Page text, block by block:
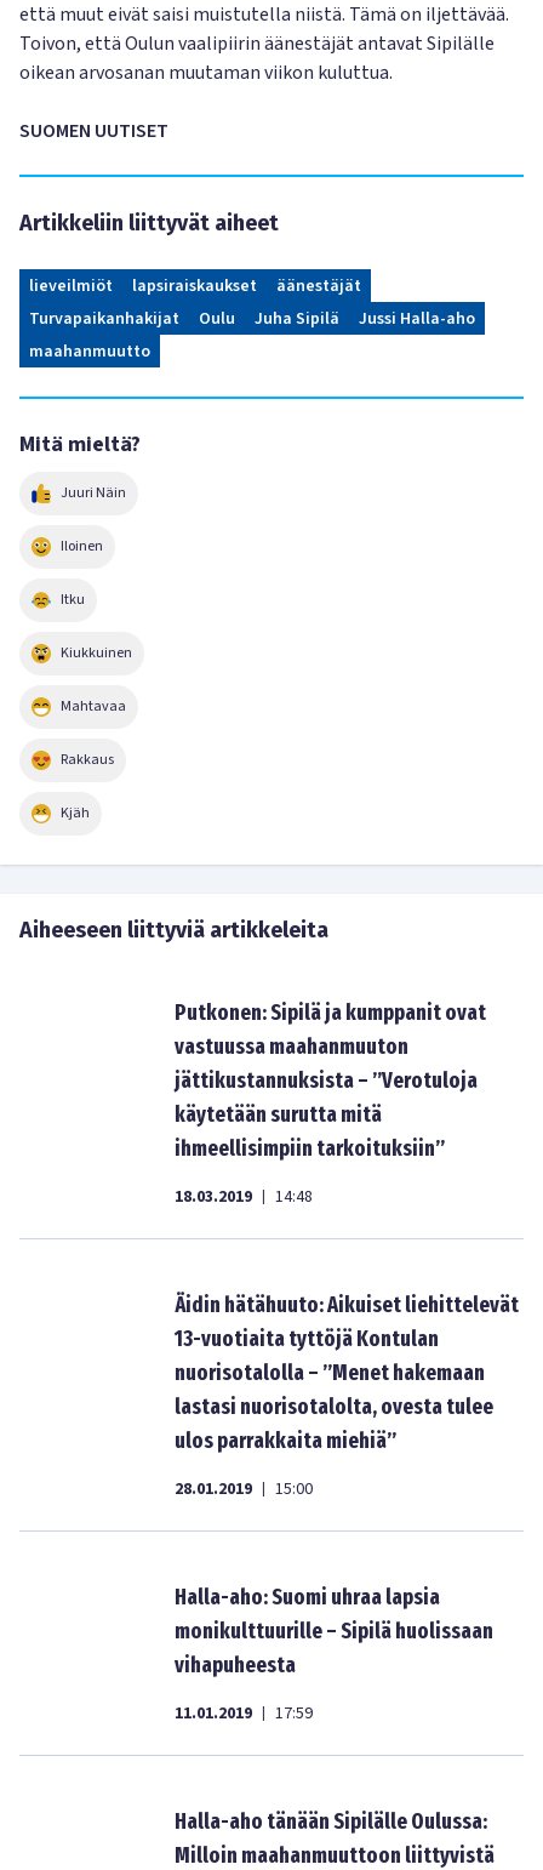
että muut eivät saisi muistutella niistä. Tämä on iljettävää.
Toivon, että Oulun vaalipiirin äänestäjät antavat Sipilälle
oikean arvosanan muutaman viikon kuluttua.
SUOMEN UUTISET
Artikkeliin liittyvät aiheet
lieveilmiöt lapsiraiskaukset
äänestäjät
Turvapaikanhakijat
Oulu Juha Sipilä
Jussi Halla-aho
maahanmuutto
Mitä mieltä?
Juuri Näin
Iloinen
Itku
Kiukkuinen
Mahtavaa
Rakkaus
Kjäh
Aiheeseen liittyviä artikkeleita
Putkonen: Sipilä ja kumppanit ovat
vastuussa maahanmuuton
jättikustannuksista – ”Verotuloja
käytetään surutta mitä
ihmeellisimpiin tarkoituksiin”
18.03.2019 | 14:48
Äidin hätähuuto: Aikuiset liehittelevät
13-vuotiaita tyttöjä Kontulan
nuorisotalolla – ”Menet hakemaan
lastasi nuorisotalolta, ovesta tulee
ulos parrakkaita miehiä”
28.01.2019 | 15:00
Halla-aho: Suomi uhraa lapsia
monikulttuurille – Sipilä huolissaan
vihapuheesta
11.01.2019 | 17:59
Halla-aho tänään Sipilälle Oulussa:
Milloin maahanmuuttoon liittyvistä